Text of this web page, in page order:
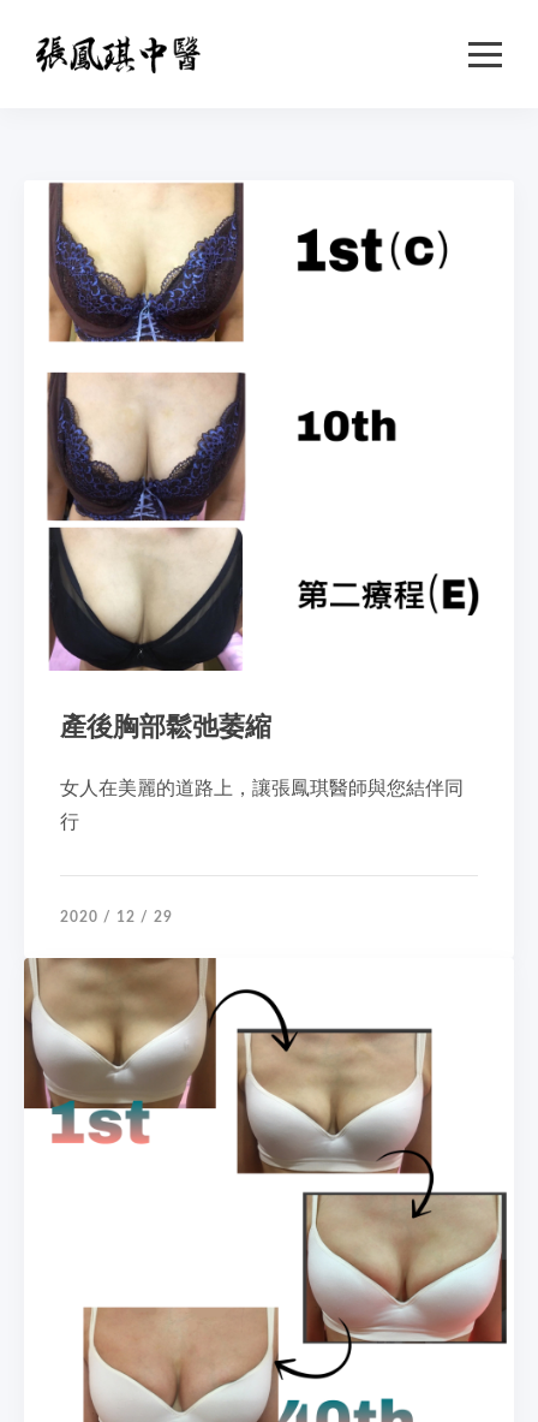
產後胸部鬆弛萎縮
女人在美麗的道路上，讓張鳳琪醫師與您結伴同
行
2020 / 12 / 29